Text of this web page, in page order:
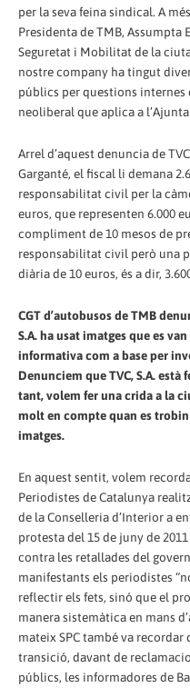
per la seva feina sindical. A
Presidenta de TMB, Assumpta
Seguretat i Mobilitat de la
nostre company ha tingut
públics per questions internes
neoliberal que aplica a
Arrel d’aquest denuncia de
Garganté, el fiscal li demana
responsabilitat civil per la
euros, que representen 6.000
compliment de 10 mesos de
responsabilitat civil però una
diària de 10 euros, és a dir,
CGT d’autobusos de TMB
S.A. ha usat imatges que es
informativa com a base per
Denunciem que TVC, S.A.
tant, volem fer una crida a la
molt en compte quan es
imatges.
En aquest sentit, volem
Periodistes de Catalunya
de la Conselleria d’Interior a
protesta del 15 de juny de
contra les retallades del
manifestants els periodistes
reflectir els fets, sinó que el
manera sistemàtica en mans
mateix SPC també va
transició, davant de
públics, les informadores de